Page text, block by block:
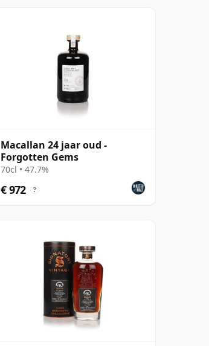
Macallan 24 jaar oud -
Forgotten Gems
70cl • 47.7%
€ 972 ?